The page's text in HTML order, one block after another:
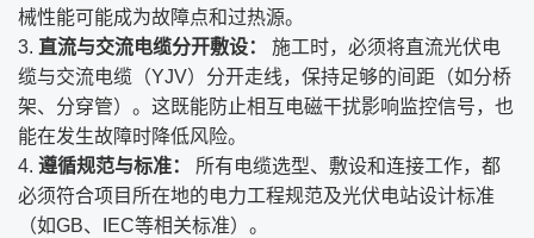
械性能可能成为故障点和过热源。
直流与交流电缆分开敷设：
​ 施工时，必须将直流光伏电
缆与交流电缆（YJV）分开走线，保持足够的间距（如分桥
架、分穿管）。这既能防止相互电磁干扰影响监控信号，也
能在发生故障时降低风险。
遵循规范与标准：
​ 所有电缆选型、敷设和连接工作，都
必须符合项目所在地的电力工程规范及光伏电站设计标准
（如GB、IEC等相关标准）。